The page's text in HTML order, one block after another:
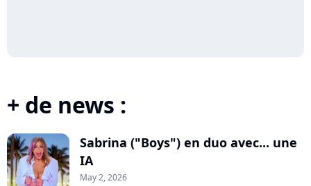
+ de news :
Sabrina ("Boys") en duo avec... une
IA
May 2, 2026